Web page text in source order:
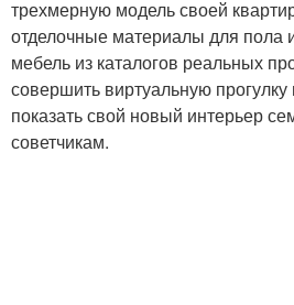
трехмерную модель своей
отделочные материалы для пола
мебель из каталогов реальных
совершить виртуальную
показать свой новый интерьер
советчикам.